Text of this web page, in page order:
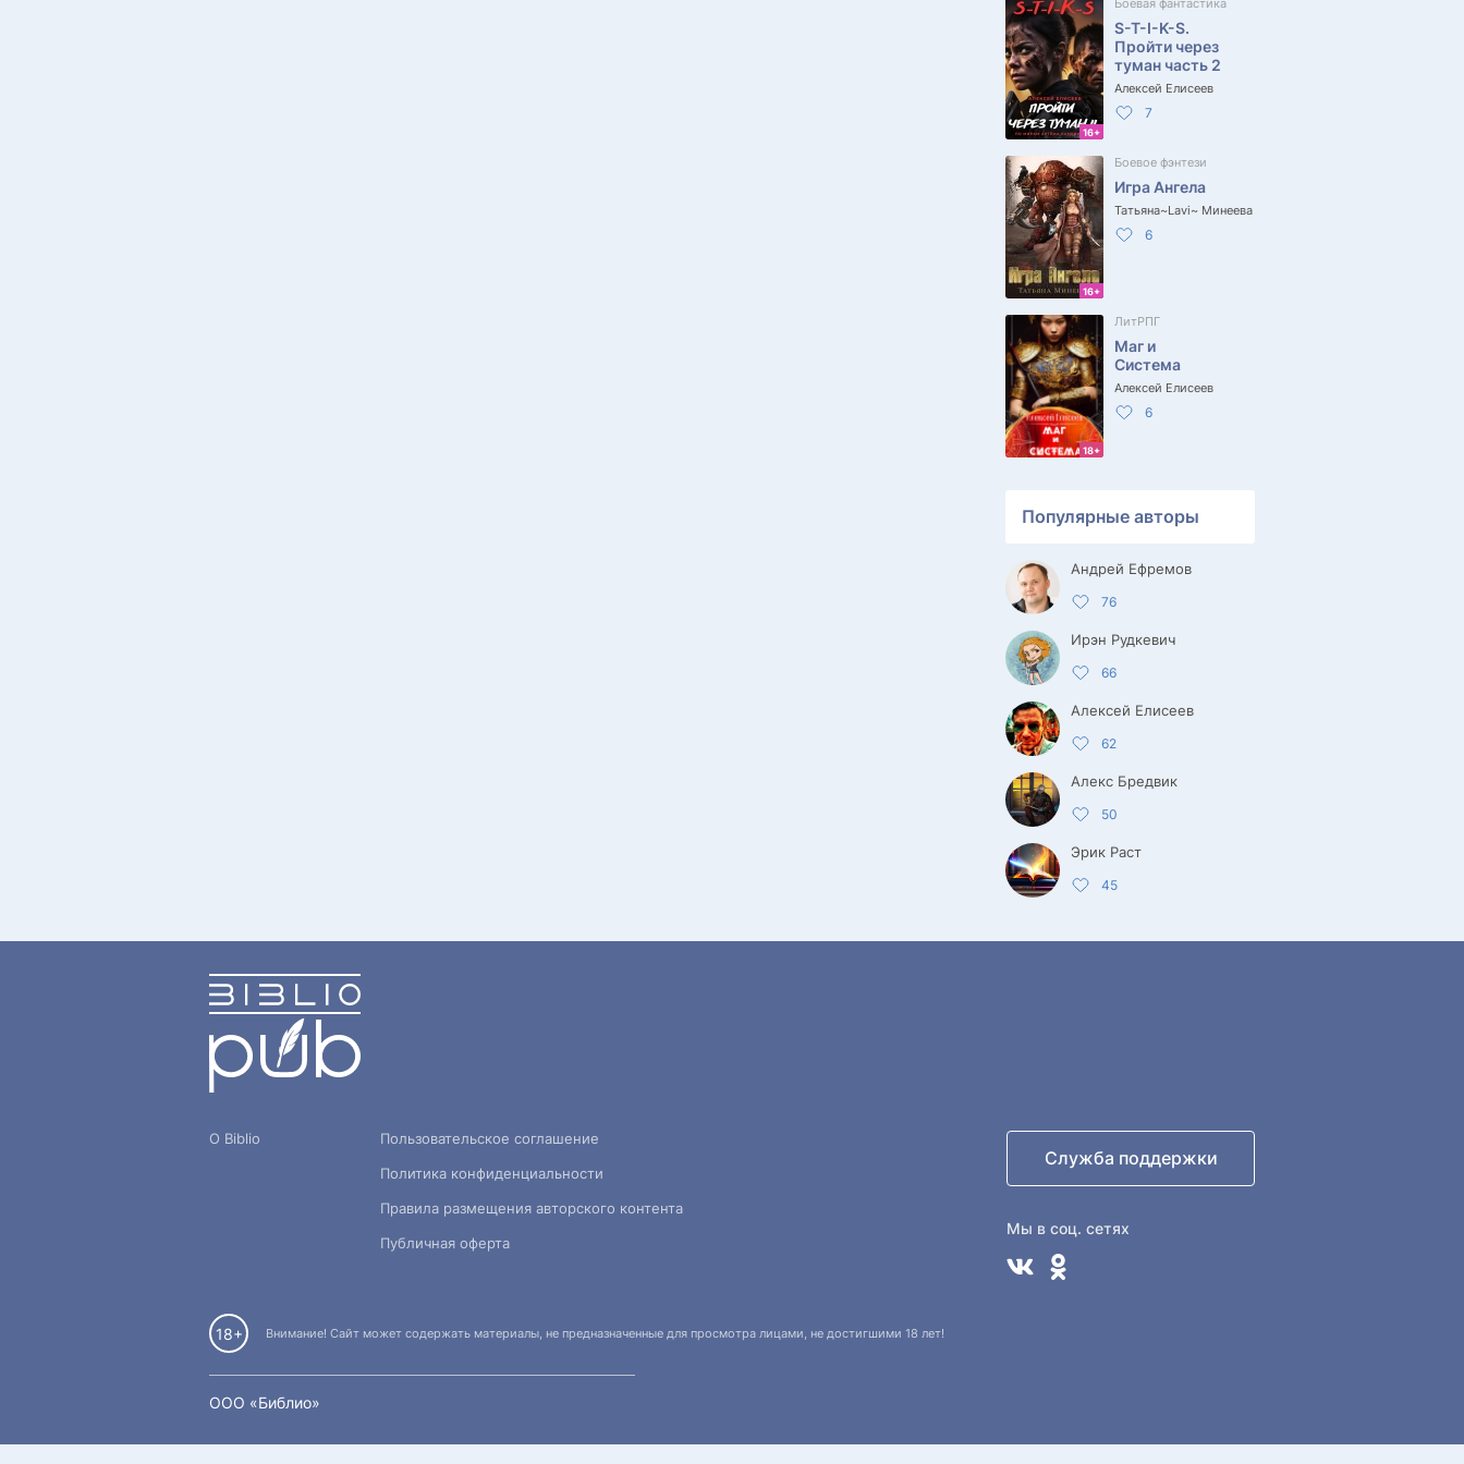
16+
Боевая фантастика
S-T-I-K-S.
Пройти через
туман часть 2
Алексей Елисеев
7
16+
Боевое фэнтези
Игра Ангела
Татьяна~Lavi~ Минеева
6
18+
ЛитРПГ
Маг и
Система
Алексей Елисеев
6
Популярные авторы
Андрей Ефремов
76
Ирэн Рудкевич
66
Алексей Елисеев
62
Алекс Бредвик
50
Эрик Раст
45
О Biblio
Пользовательское соглашение
Политика конфиденциальности
Правила размещения авторского контента
Публичная оферта
Служба поддержки
Мы в соц. сетях
18+ Внимание! Сайт может содержать материалы, не предназначенные для просмотра лицами, не достигшими 18 лет!
OOO «Библио»